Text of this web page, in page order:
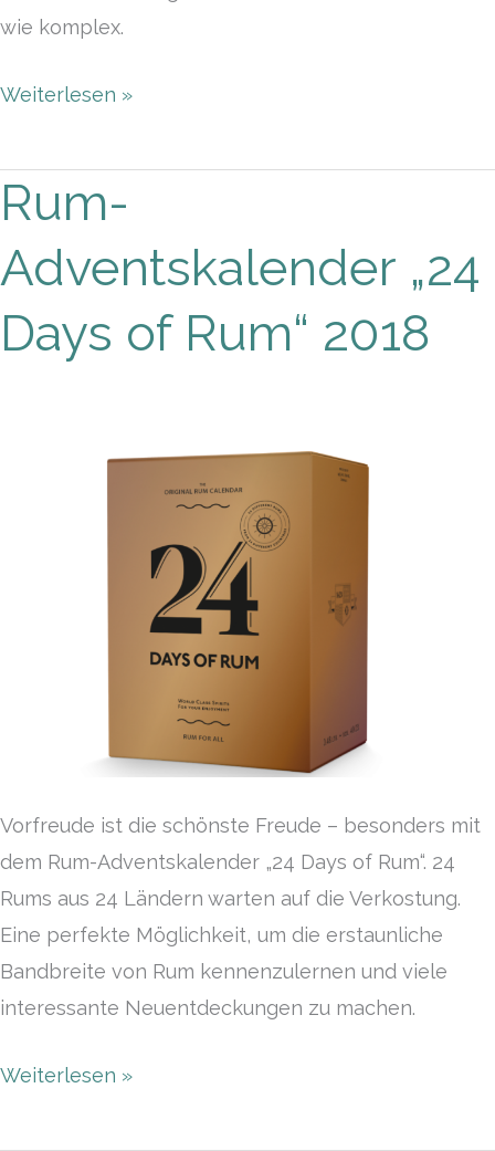
wie komplex.
Weiterlesen »
Rum-
Adventskalender „24
Days of Rum“ 2018
Vorfreude ist die schönste Freude – besonders mit
dem Rum-Adventskalender „24 Days of Rum“. 24
Rums aus 24 Ländern warten auf die Verkostung.
Eine perfekte Möglichkeit, um die erstaunliche
Bandbreite von Rum kennenzulernen und viele
interessante Neuentdeckungen zu machen.
Rum-
Adventskalender
„24
Weiterlesen »